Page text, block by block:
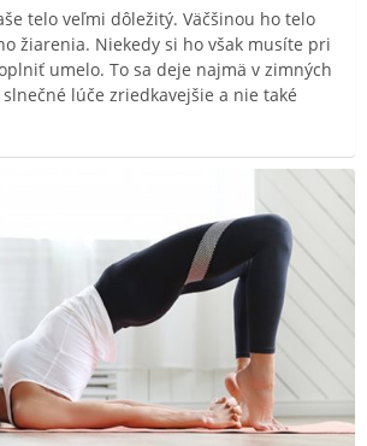
telo veľmi dôležitý. Väčšinou ho telo
žiarenia. Niekedy si ho však musíte pri
umelo. To sa deje najmä v zimných
lúče zriedkavejšie a nie také